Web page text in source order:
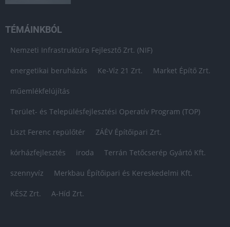
TÉMÁINKBÓL
Nemzeti Infrastruktúra Fejlesztő Zrt. (NIF)
energetikai beruházás Ke-Víz 21 Zrt. Market Építő Zrt.
műemlékfelújítás
Terület- és Településfejlesztési Operatív Program (TOP)
Liszt Ferenc repülőtér ZÁÉV Építőipari Zrt.
kórházfejlesztés iroda Terrán Tetőcserép Gyártó Kft.
szennyvíz Merkbau Építőipari és Kereskedelmi Kft.
KÉSZ Zrt. A-Híd Zrt.